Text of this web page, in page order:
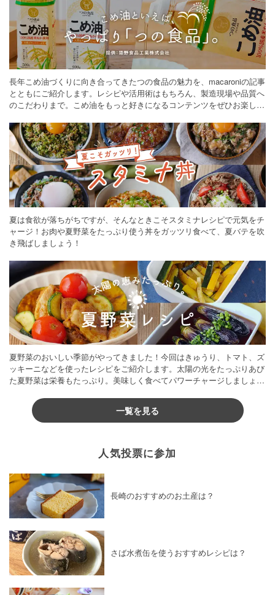
長年こめ油づくりに向き合ってきたつの食品の魅力を、macaroniの記事
とともにご紹介します。レシピや活用術はもちろん、製造現場や品質へ
のこだわりまで。こめ油をもっと好きになるコンテンツをぜひお楽しみ
夏は食欲が落ちがちですが、そんなときこそスタミナレシピで元気をチ
ャージ！お肉や夏野菜をたっぷり使う丼をガッツリ食べて、夏バテを吹
き飛ばしましょう！
夏野菜のおいしい季節がやってきました！今回はきゅうり、トマト、ズ
ッキーニなどを使ったレシピをご紹介します。太陽の光をたっぷりあび
た夏野菜は栄養もたっぷり。美味しく食べてパワーチャージしましょう
一覧を見る
人気投票に参加
長崎のおすすめのお土産は？
さば水煮缶を使うおすすめレシピは？